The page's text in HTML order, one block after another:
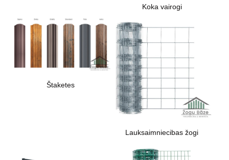
Koka vairogi
Štaketes
Lauksaimniecibas žogi